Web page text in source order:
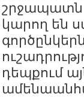
շրջապատն
կարող են
դեպքում